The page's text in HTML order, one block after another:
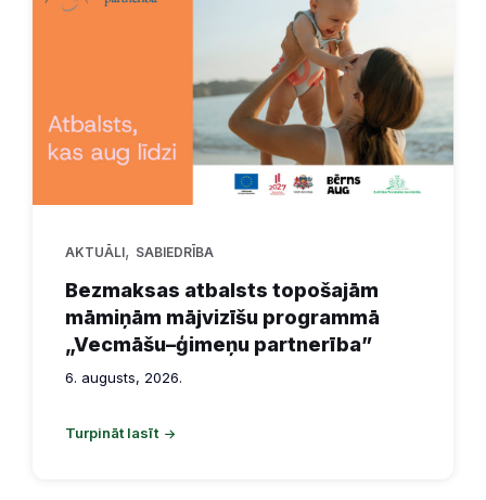
AKTUĀLI, SABIEDRĪBA
Bezmaksas atbalsts topošajām
māmiņām mājvizīšu programmā
„Vecmāšu–ģimeņu partnerība”
6. augusts, 2026.
Turpināt lasīt